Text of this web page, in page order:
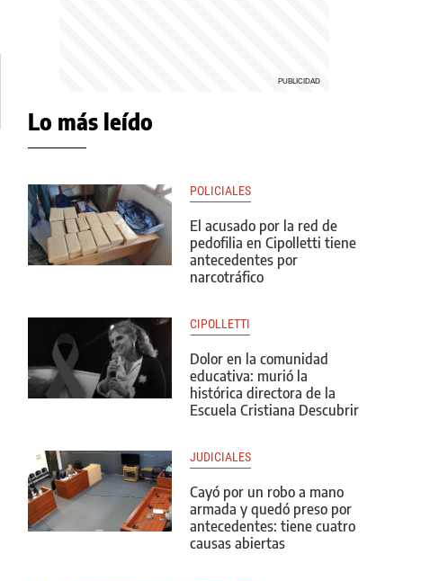
Lo más leído
POLICIALES
El acusado por la red de
pedofilia en Cipolletti tiene
antecedentes por
narcotráfico
CIPOLLETTI
Dolor en la comunidad
educativa: murió la
histórica directora de la
Escuela Cristiana Descubrir
JUDICIALES
Cayó por un robo a mano
armada y quedó preso por
antecedentes: tiene cuatro
causas abiertas